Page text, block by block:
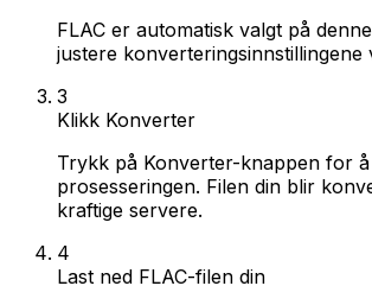
FLAC er automatisk valgt på
justere konverteringsinnstillingene
3
Klikk Konverter
Trykk på Konverter-knappen for
prosesseringen. Filen din blir
kraftige servere.
4
Last ned FLAC-filen din